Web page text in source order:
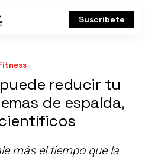
Suscríbete
reducir tu
de espalda,
más el tiempo que la